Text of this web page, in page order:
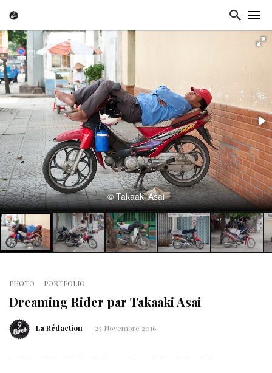
© Takaaki Asai
PHOTO PORTFOLIO
Dreaming Rider par Takaaki Asai
La Rédaction 23 Novembre 2016